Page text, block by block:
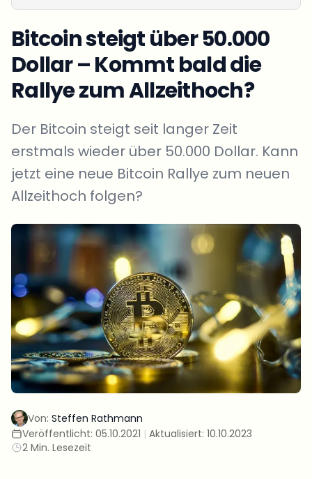
Bitcoin steigt über 50.000
Dollar – Kommt bald die
Rallye zum Allzeithoch?
Der Bitcoin steigt seit langer Zeit
erstmals wieder über 50.000 Dollar. Kann
jetzt eine neue Bitcoin Rallye zum neuen
Allzeithoch folgen?
Von: Steffen Rathmann
Veröffentlicht: 05.10.2021 | Aktualisiert: 10.10.2023
2 Min. Lesezeit